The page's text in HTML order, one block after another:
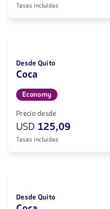
Tasas incluidas
Desde Quito
Coca
Economy
Precio desde
USD 125,09
Tasas incluidas
Desde Quito